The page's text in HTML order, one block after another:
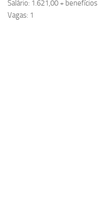
Salário: 1.621,00 + benefícios
Vagas: 1